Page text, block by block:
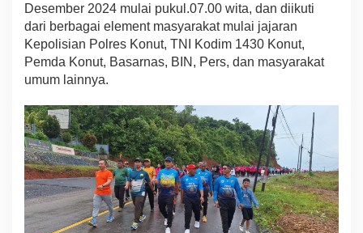
p
a
t
S
e
h
t
n
y
a
,
D
a
p
a
Desember 2024 mulai pukul.07.00 wita, dan diikuti
dari berbagai element masyarakat mulai jajaran
Kepolisian Polres Konut, TNI Kodim 1430 Konut,
Pemda Konut, Basarnas, BIN, Pers, dan masyarakat
umum lainnya.